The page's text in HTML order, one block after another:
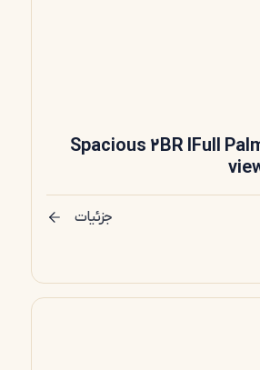
Spacious 2BR IFull
جزئیات